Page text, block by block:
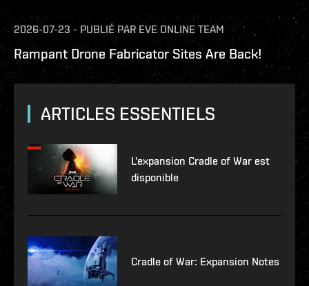
2026-07-23 - PUBLIÉ PAR EVE ONLINE TEAM
Rampant Drone Fabricator Sites Are Back!
ARTICLES ESSENTIELS
L'expansion Cradle of War est
disponible
Cradle of War: Expansion Notes